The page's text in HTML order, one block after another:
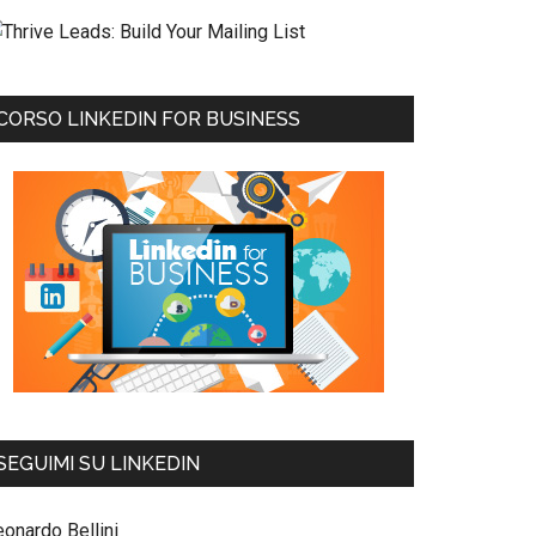
LINKEDIN FOR BUSINESS
SU LINKEDIN
Bellini